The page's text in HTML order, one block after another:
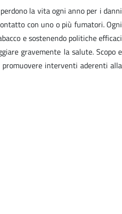
la vita ogni anno per i danni
con uno o più fumatori. Ogni
e sostenendo politiche efficaci
gravemente la salute. Scopo e
promuovere interventi aderenti alla